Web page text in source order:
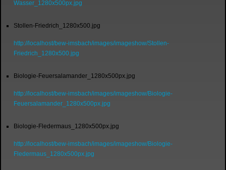
Wasser_1280x500px.jpg
Stollen-Friedrich_1280x500.jpg
http://localhost/bew-imsbach/images/imageshow/Stollen-
Friedrich_1280x500.jpg
Biologie-Feuersalamander_1280x500px.jpg
http://localhost/bew-imsbach/images/imageshow/Biologie-
Feuersalamander_1280x500px.jpg
Biologie-Fledermaus_1280x500px.jpg
http://localhost/bew-imsbach/images/imageshow/Biologie-
Fledermaus_1280x500px.jpg